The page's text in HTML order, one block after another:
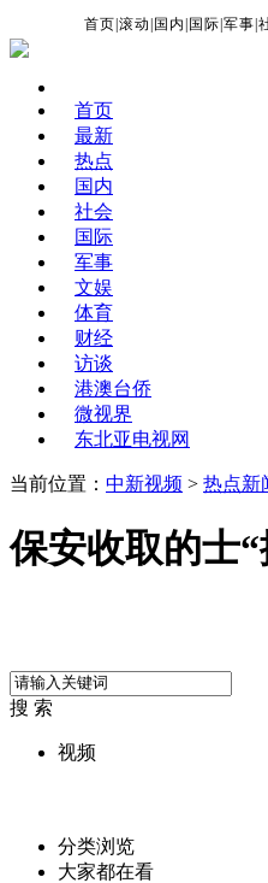
首页 |滚动 国内 国际 |军事 |
首页
最新
热点
国内
社会
国际
军事
文娱
体育
财经
访谈
港澳台侨
微视界
东北亚电视网
当前位置： 中新视频 > 热点新
保安收取的士“
搜 索
视频
分类浏览
大家都在看